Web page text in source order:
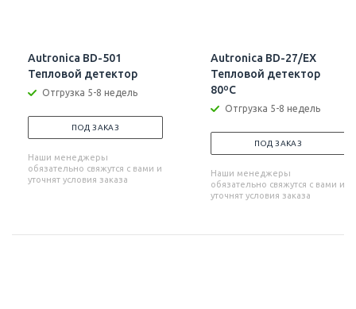
Autronica BD-501
Тепловой детектор
Отгрузка 5-8 недель
ПОД ЗАКАЗ
Наши менеджеры
обязательно свяжутся с вами и
уточнят условия заказа
Autronica BD-27/EX
Тепловой детектор
80ºC
Отгрузка 5-8 недель
ПОД ЗАКАЗ
Наши менеджеры
обязательно свяжутся с вами и
уточнят условия заказа